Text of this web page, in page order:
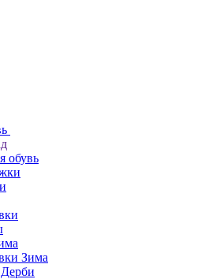
обувь
Зима